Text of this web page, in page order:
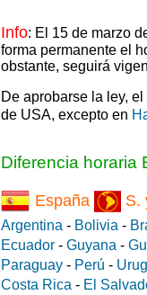
Info: El 15 de marzo
forma permanente el
obstante, seguirá
De aprobarse la ley,
de USA, excepto en
Diferencia horaria
España S.
Argentina - Bolivia -
Ecuador - Guyana -
Paraguay - Perú -
Costa Rica - El